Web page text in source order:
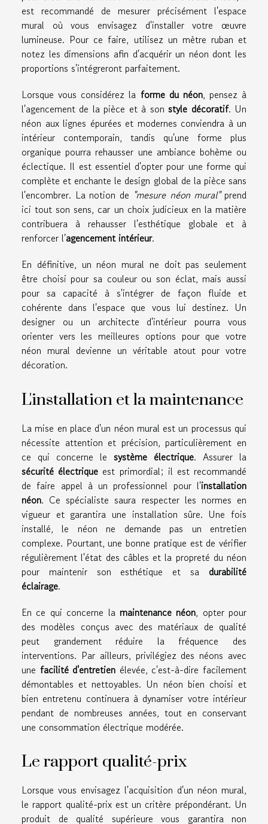
est recommandé de mesurer précisément l'espace
mural où vous envisagez d'installer votre œuvre
lumineuse. Pour ce faire, utilisez un mètre ruban et
notez les dimensions afin d'acquérir un néon dont les
proportions s'intégreront parfaitement.
Lorsque vous considérez la forme du néon, pensez à
l'agencement de la pièce et à sonstyle décoratif. Un
néon aux lignes épurées et modernes conviendra à un
intérieur contemporain, tandis qu'une forme plus
organique pourra rehausser une ambiance bohème ou
éclectique. Il est essentiel d'opter pour une forme qui
complète et enchante le design global de la pièce sans
l'encombrer. La notion de "mesure néon mural"prend
ici tout son sens, car un choix judicieux en la matière
contribuera à rehausser l'esthétique globale et à
renforcer l'agencement intérieur.
En définitive, un néon mural ne doit pas seulement
être choisi pour sa couleur ou son éclat, mais aussi
pour sa capacité à s'intégrer de façon fluide et
cohérente dans l'espace que vous lui destinez. Un
designer ou un architecte d'intérieur pourra vous
orienter vers les meilleures options pour que votre
néon mural devienne un véritable atout pour votre
décoration.
L'installation et la maintenance
La mise en place d'un néon mural est un processus qui
nécessite attention et précision, particulièrement en
ce qui concerne le système électrique. Assurer la
sécurité électrique est primordial; il est recommandé
de faire appel à un professionnel pour l'installation
néon. Ce spécialiste saura respecter les normes en
vigueur et garantira une installation sûre. Une fois
installé, le néon ne demande pas un entretien
complexe. Pourtant, une bonne pratique est de vérifier
régulièrement l'état des câbles et la propreté du néon
pour maintenir son esthétique et sa durabilité
éclairage.
En ce qui concerne la maintenance néon, opter pour
des modèles conçus avec des matériaux de qualité
peut grandement réduire la fréquence des
interventions. Par ailleurs, privilégiez des néons avec
une facilité d'entretien élevée, c'est-à-dire facilement
démontables et nettoyables. Un néon bien choisi et
bien entretenu continuera à dynamiser votre intérieur
pendant de nombreuses années, tout en conservant
une consommation électrique modérée.
Le rapport qualité-prix
Lorsque vous envisagez l'acquisition d'un néon mural,
le rapport qualité-prix est un critère prépondérant. Un
produit de qualité supérieure vous garantira non